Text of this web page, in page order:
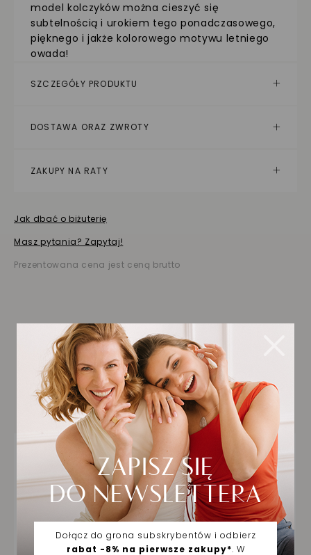
model kolczyków można cieszyć się
subtelnością i urokiem tego ponadczasowego,
pięknego i jakże kolorowego motywu letniego
owada!
SZCZEGÓŁY PRODUKTU
DOSTAWA ORAZ ZWROTY
ZAKUPY NA RATY
Jak dbać o biżuterię
Masz pytania? Zapytaj!
Prezentowana cena jest ceną brutto
Biżuteria wybrana dla
Ciebie